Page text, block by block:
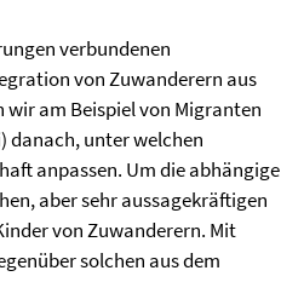
verbundenen
von Zuwanderern aus
am Beispiel von Migranten
danach, unter welchen
anpassen. Um die abhängige
aber sehr aussagekräftigen
von Zuwanderern. Mit
solchen aus dem